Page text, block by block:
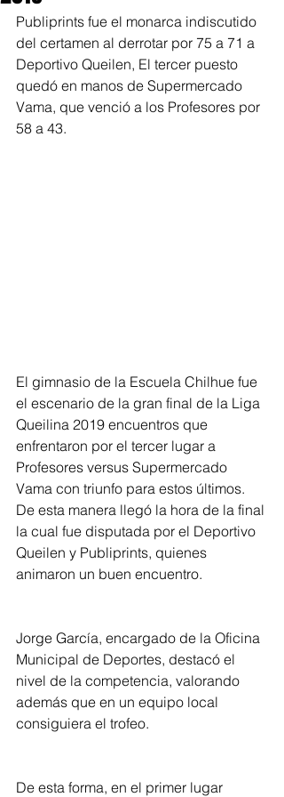
Publiprints fue el monarca indiscutido
del certamen al derrotar por 75 a 71 a
Deportivo Queilen, El tercer puesto
quedó en manos de Supermercado
Vama, que venció a los Profesores por
58 a 43.
El gimnasio de la Escuela Chilhue fue
el escenario de la gran final de la Liga
Queilina 2019 encuentros que
enfrentaron por el tercer lugar a
Profesores versus Supermercado
Vama con triunfo para estos últimos.
De esta manera llegó la hora de la final
la cual fue disputada por el Deportivo
Queilen y Publiprints, quienes
animaron un buen encuentro.
Jorge García, encargado de la Oficina
Municipal de Deportes, destacó el
nivel de la competencia, valorando
además que en un equipo local
consiguiera el trofeo.
De esta forma, en el primer lugar